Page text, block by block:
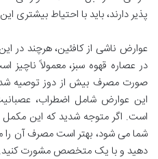
پذیر دارند، باید با احتیاط بیشتری
عوارض ناشی از کافئین، هرچند در
در عصاره قهوه سبز، معمولاً ناچیز
صورت مصرف بیش از دوز توصیه
این عوارض شامل اضطراب،
است. اگر متوجه شدید که این مکمل
شما می شود، بهتر است مصرف آن را
دهید و با یک متخصص مشورت کنید.